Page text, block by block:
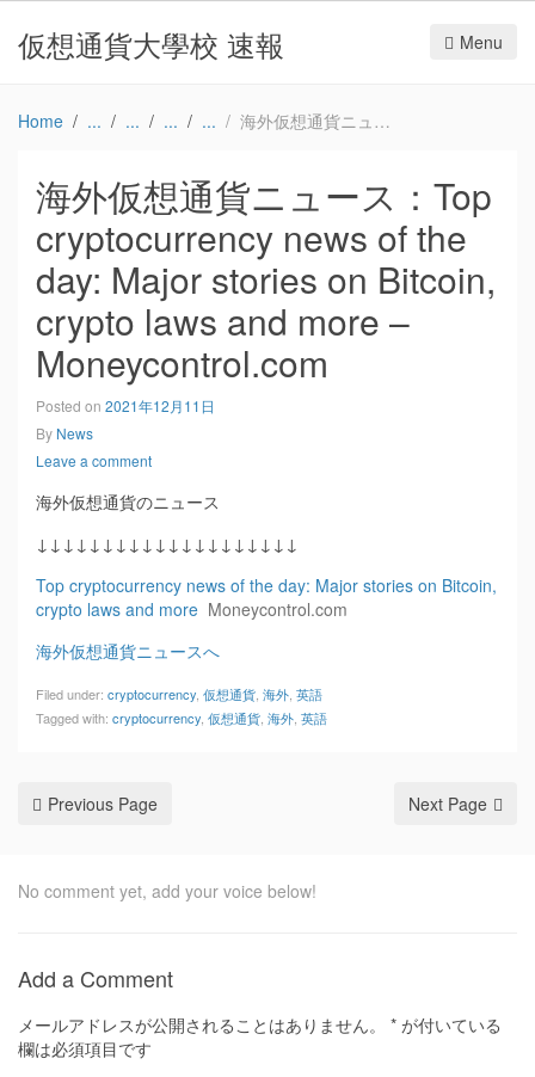
仮想通貨大學校 速報 Menu
Home 海外仮想通貨ニュース：Top cryptocurrency news of the day: Major stories on Bitcoin, crypto laws and more – Moneycontrol.com
海外仮想通貨ニュース：Top
cryptocurrency news of the
day: Major stories on Bitcoin,
crypto laws and more –
Moneycontrol.com
Posted on 2021年12月11日
By News
Leave a comment
海外仮想通貨のニュース
↓↓↓↓↓↓↓↓↓↓↓↓↓↓↓↓↓↓↓↓
Top cryptocurrency news of the day: Major stories on Bitcoin,
crypto laws and more Moneycontrol.com
海外仮想通貨ニュースへ
Filed under: cryptocurrency 仮想通貨 海外 英語
Tagged with: cryptocurrency 仮想通貨 海外 英語
Previous Page Next Page
No comment yet, add your voice below!
Add a Comment
メールアドレスが公開されることはありません。 * が付いている
欄は必須項目です